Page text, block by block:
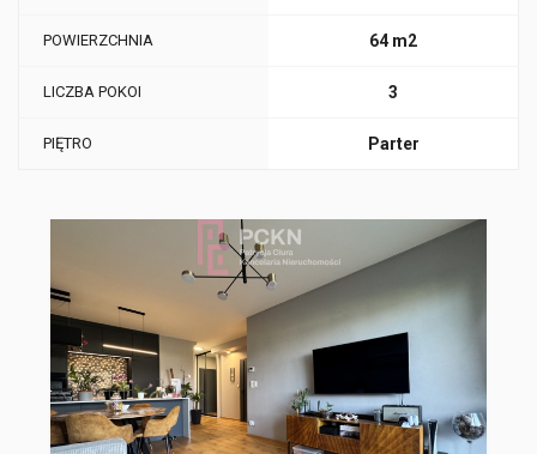
POWIERZCHNIA 64 m2
LICZBA POKOI 3
PIĘTRO Parter